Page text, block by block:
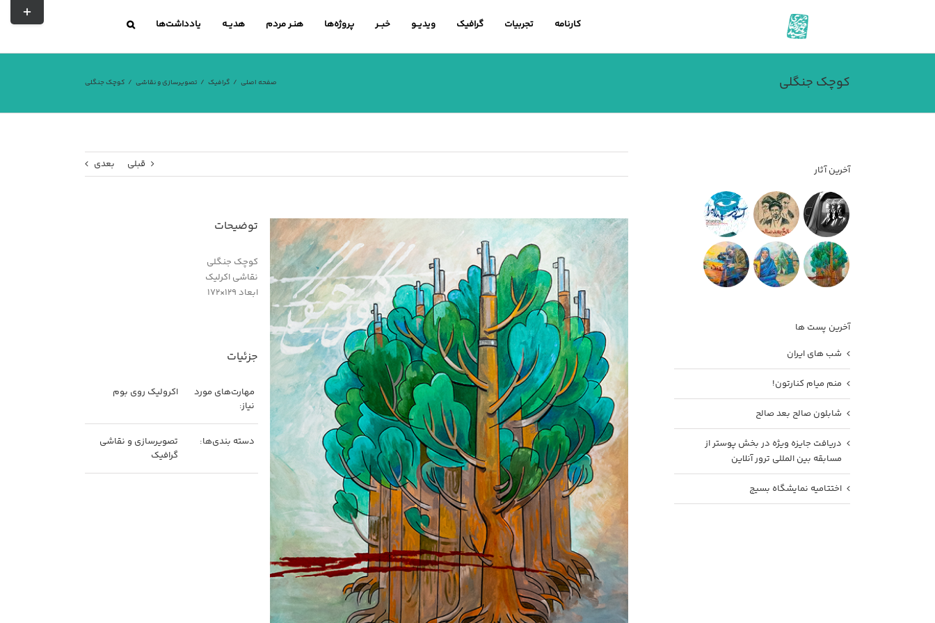
کارنامه تجربیات گرافیک ویدیــو خبــر پروژه‌ها هنـر مردم هدیــه یادداشت‌ها
کوچک جنگلی صفحه اصلی گرافیک تصویرسازی و نقاشی کوچک جنگلی
قبلی بعدی
مشاهده
تصویر
بزرگتر
توضیحات
کوچک جنگلی
نقاشی اکرلیک
ابعاد ۱۲۹×۱۷۲
جزئیات
مهارت‌های مورد
نیاز:
اکرولیک روی بوم
دسته بندی‌ها:
تصویرسازی و نقاشی
گرافیک
آخرین آثار
آخرین پست ها
شب های ایران
منم میام کنارتون!
شابلون صالح بعد صالح
دریافت جایزه ویژه در بخش پوستر از
مسابقه بین المللی ترور آنلاین
اختتامیه نمایشگاه بسیج
تغییر
نوار